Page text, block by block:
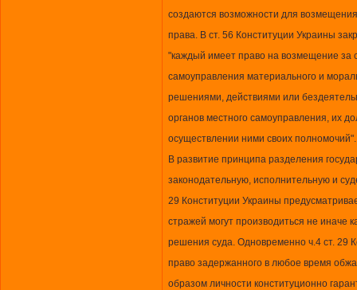
создаются возможности для
права. В ст. 56 Конституции Украины
"каждый имеет право на возмещение за
самоуправления материального и
решениями, действиями или
органов местного самоуправления, их
осуществлении ними своих полномочий".
В развитие принципа разделения
законодательную, исполнительную и
29 Конституции Украины
стражей могут производиться не иначе
решения суда. Одновременно ч.4 ст. 29
право задержанного в любое время
образом личности конституционно